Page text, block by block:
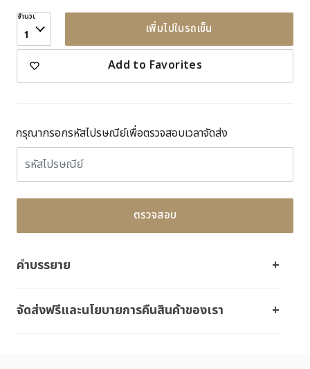
จำนวน
1 เพิ่มไปในรถเข็น
Add to Favorites
กรุณากรอกรหัสไปรษณีย์เพื่อตรวจสอบเวลาจัดส่ง
ตรวจสอบ
คำบรรยาย
จัดส่งฟรีและนโยบายการคืนสินค้าของเรา